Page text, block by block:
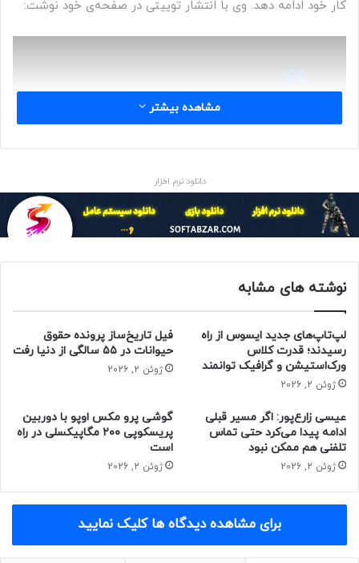
کار خود ادامه دهد. وی با انتشار توییتی در صفحه‌ی خود نوشت:
لطفا توجه داشته باشید که توییتر در
ماه‌های آینده کارهای احمقانه زیادی
انجام خواهد داد. آنچه که نتیجه
می‌دهد حفظ می‌کنیم و آنچه کار
نمی‌کند تغییر می‌دهیم.
از زمان تصاحب توییتر، ماسک در حال اعمال چندین تغییر در
پلتفرم مذکور است. برای مثال، مدل اشتراک ماهانه ۸ دلاری که به
کاربران امکان می‌دهد تیک‌ آبی دریافت کرده و در میان کاربران
دیگر در اولویت قرار بگیرند.
شد، از ماسک پرسیدند که نظرش در مورد تبلیغات توییتر چیست.
وی در پاسخ گفت:
یکی از روش‌هایی که می‌خواهیم به
مشاهده بیشتر
دانلود نرم افزار
نوشته های مشابه
لپ‌تاپ‌های جدید ایسوس از راه
رسیدند؛ قدرت کلاس
ورک‌استیشن و گرافیک توانمند
ژوئن 2, 2026
فیل تاریخ‌ساز پرونده حقوق
حیوانات در ۵۵ سالگی از دنیا رفت
ژوئن 2, 2026
عیسی زارع‌پور: اگر مسیر قبلی
ادامه پیدا می‌کرد حتی تماس
تلفنی هم ممکن نبود
ژوئن 2, 2026
گوشی پرو مکس اوپو با دوربین
پریسکوپی ۲۰۰ مگاپیکسلی در راه
است
ژوئن 2, 2026
برای مشاهده دیدگاه ها کلیک نمایید